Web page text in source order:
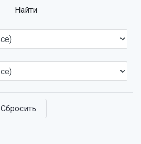
Найти
Сбросить